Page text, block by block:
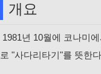
개요
1981년 10월에 코나미
로 "사다리타기"를 뜻한